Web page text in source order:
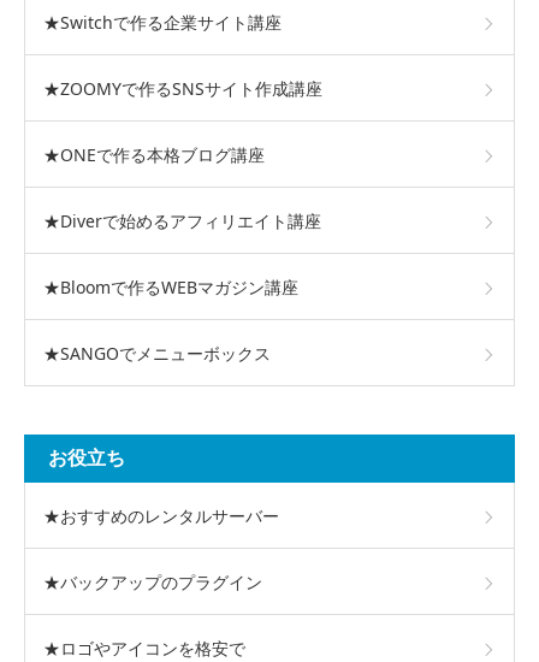
★Switchで作る企業サイト講座
★ZOOMYで作るSNSサイト作成講座
★ONEで作る本格ブログ講座
★Diverで始めるアフィリエイト講座
★Bloomで作るWEBマガジン講座
★SANGOでメニューボックス
お役立ち
★おすすめのレンタルサーバー
★バックアップのプラグイン
★ロゴやアイコンを格安で